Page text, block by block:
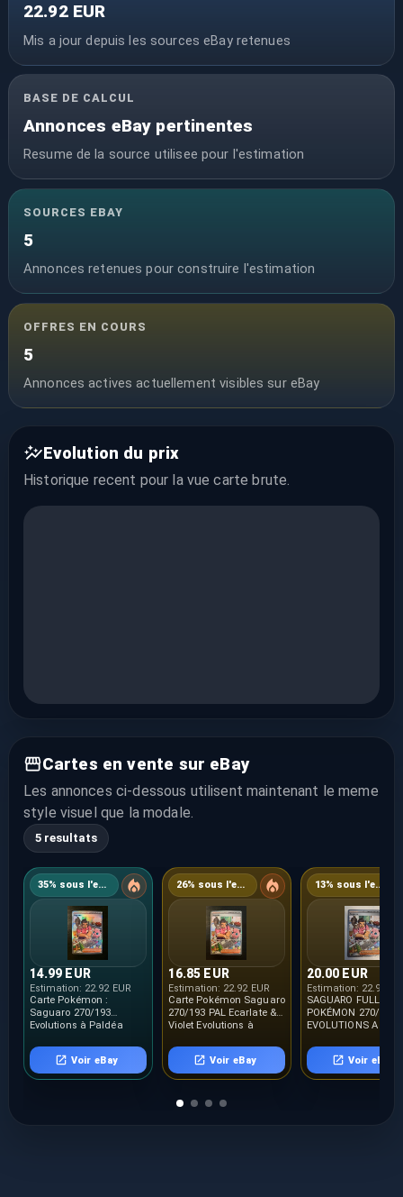
22.92 EUR
Mis a jour depuis les sources eBay retenues
BASE DE CALCUL
Annonces eBay pertinentes
Resume de la source utilisee pour l'estimation
SOURCES EBAY
5
Annonces retenues pour construire l'estimation
OFFRES EN COURS
5
Annonces actives actuellement visibles sur eBay
Evolution du prix
Historique recent pour la vuecarte brute.
Cartes en vente sur eBay
Les annonces ci-dessous utilisent maintenant le meme
style visuel que la modale.
5 resultats
35% sous l'estimation
14.99 EUR
Estimation: 22.92 EUR
Carte Pokémon :
Saguaro 270/193
Evolutions à Paldéa
Voir eBay
26% sous l'estimation
16.85 EUR
Estimation: 22.92 EUR
Carte Pokémon Saguaro
270/193 PAL Ecarlate &
Violet Evolutions à
Voir eBay
13% sous l'estimation
20.00 EUR
Estimation: 22.92
SAGUARO FULL ART
POKÉMON 270/193
EVOLUTIONS A
Voir eBay